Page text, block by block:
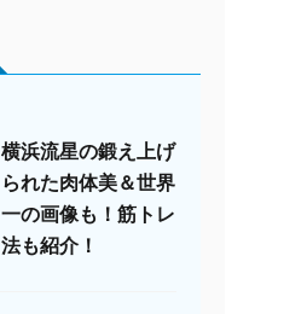
横浜流星の鍛え上げ
られた肉体美＆世界
一の画像も！筋トレ
法も紹介！